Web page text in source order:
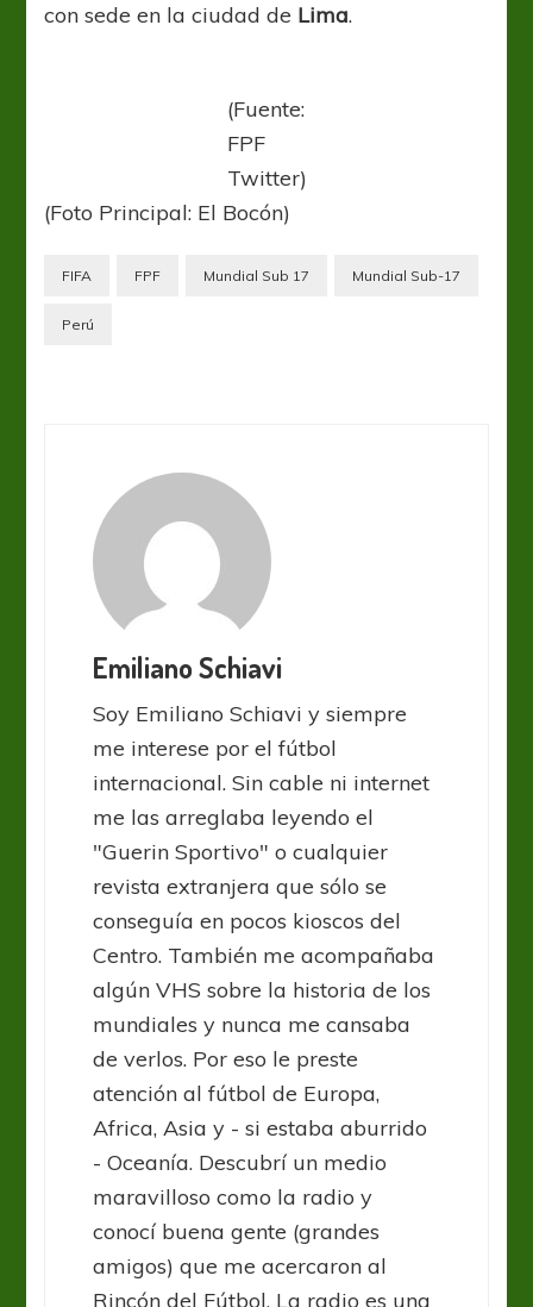
con sede en la ciudad de Lima.
(Fuente:
FPF
Twitter)
(Foto Principal: El Bocón)
FIFA FPF Mundial Sub 17 Mundial Sub-17
Perú
Emiliano Schiavi
Soy Emiliano Schiavi y siempre
me interese por el fútbol
internacional. Sin cable ni internet
me las arreglaba leyendo el
"Guerin Sportivo" o cualquier
revista extranjera que sólo se
conseguía en pocos kioscos del
Centro. También me acompañaba
algún VHS sobre la historia de los
mundiales y nunca me cansaba
de verlos. Por eso le preste
atención al fútbol de Europa,
Africa, Asia y - si estaba aburrido
- Oceanía. Descubrí un medio
maravilloso como la radio y
conocí buena gente (grandes
amigos) que me acercaron al
Rincón del Fútbol. La radio es una